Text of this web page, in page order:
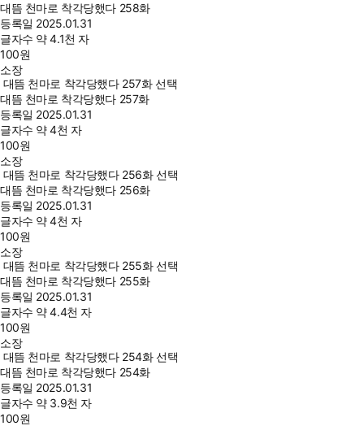
대뜸 천마로 착각당했다 258화
등록일 2025.01.31
글자수 약 4.1천 자
100원
소장
대뜸 천마로 착각당했다 257화 선택
대뜸 천마로 착각당했다 257화
등록일 2025.01.31
글자수 약 4천 자
100원
소장
대뜸 천마로 착각당했다 256화 선택
대뜸 천마로 착각당했다 256화
등록일 2025.01.31
글자수 약 4천 자
100원
소장
대뜸 천마로 착각당했다 255화 선택
대뜸 천마로 착각당했다 255화
등록일 2025.01.31
글자수 약 4.4천 자
100원
소장
대뜸 천마로 착각당했다 254화 선택
대뜸 천마로 착각당했다 254화
등록일 2025.01.31
글자수 약 3.9천 자
100원